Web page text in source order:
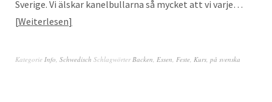
Sverige. Vi älskar kanelbullarna så mycket att vi varje…
Weiterlesen
Kategorie Info Schwedisch Schlagwörter Backen Essen Feste Kurs på svenska